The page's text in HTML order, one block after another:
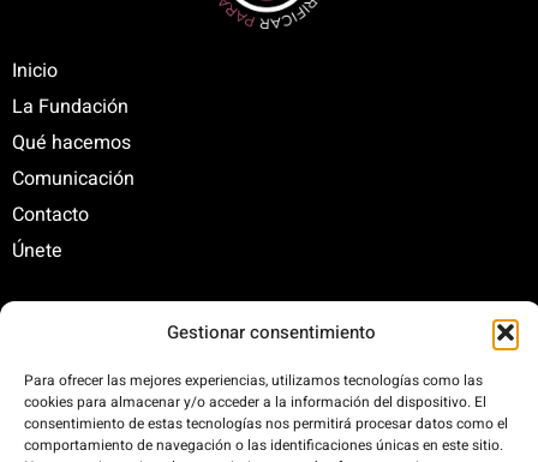
Gestionar consentimiento
Para ofrecer las mejores experiencias, utilizamos tecnologías como las
cookies para almacenar y/o acceder a la información del dispositivo. El
consentimiento de estas tecnologías nos permitirá procesar datos como el
comportamiento de navegación o las identificaciones únicas en este sitio.
Inicio
La Fundación
Qué hacemos
Comunicación
Contacto
Únete
C/ Santa Engracia, 108. 5º Interior. Izda. 28003
+34 625 47 42 11
fundacion@fundacionrenovables.org
comunicacion@fundacionrenovables.org